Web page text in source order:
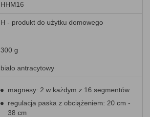
HHM16
H - produkt do użytku domowego
300 g
biało antracytowy
magnesy: 2 w każdym z 16 segmentów
regulacja paska z obciążeniem: 20 cm -
38 cm